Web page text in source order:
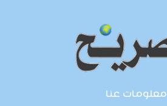
معلومات عنا